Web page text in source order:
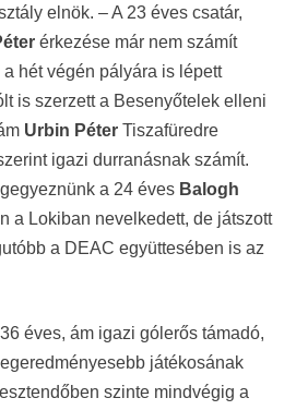
elnök. – A 23 éves csatár,
érkezése már nem számít
hét végén pályára is lépett
is szerzett a Besenyőtelek elleni
Urbin PéterTiszafüredre
igazi durranásnak számít.
a 24 éves Balogh
a Lokiban nevelkedett, de játszott
a DEAC együttesében is az
éves, ám igazi gólerős támadó,
játékosának
szinte mindvégig a